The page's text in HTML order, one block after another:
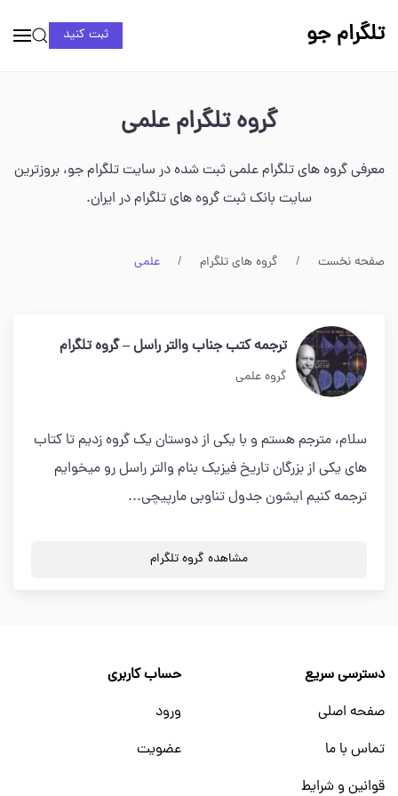
تلگرام جو ثبت کنید
گروه تلگرام علمی
معرفی گروه های تلگرام علمی ثبت شده در سایت تلگرام جو، بروزترین
سایت بانک ثبت گروه های تلگرام در ایران.
صفحه نخست گروه های تلگرام علمی
ترجمه کتب جناب والتر راسل – گروه تلگرام
گروه علمی
سلام، مترجم هستم و با یکی از دوستان یک گروه زدیم تا کتاب
های یکی از بزرگان تاریخ فیزیک بنام والتر راسل رو میخوایم
ترجمه کنیم ایشون جدول تناوبی مارپیچی...
مشاهده گروه تلگرام
دسترسی سریع
صفحه اصلی
تماس با ما
قوانین و شرایط
حساب کاربری
ورود
عضویت